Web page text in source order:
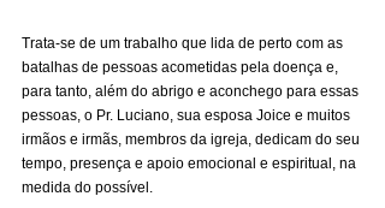
Trata-se de um trabalho que lida de perto com as
batalhas de pessoas acometidas pela doença e,
para tanto, além do abrigo e aconchego para essas
pessoas, o Pr. Luciano, sua esposa Joice e muitos
irmãos e irmãs, membros da igreja, dedicam do seu
tempo, presença e apoio emocional e espiritual, na
medida do possível.